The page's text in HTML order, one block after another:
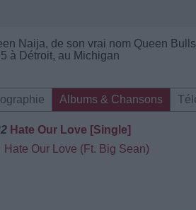
Naija, de son vrai nom Queen
à Détroit, au Michigan
Albums & Chansons
Hate Our Love [Single]
Hate Our Love (Ft. Big Sean)